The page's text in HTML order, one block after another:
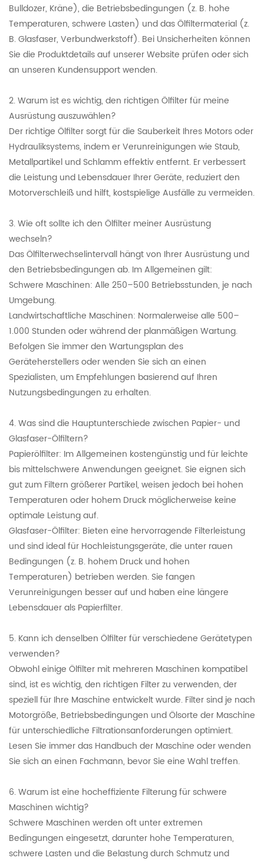
Bulldozer, Kräne), die Betriebsbedingungen (z. B. hohe
Temperaturen, schwere Lasten) und das Ölfiltermaterial (z.
B. Glasfaser, Verbundwerkstoff). Bei Unsicherheiten können
Sie die Produktdetails auf unserer Website prüfen oder sich
an unseren Kundensupport wenden.
2. Warum ist es wichtig, den richtigen Ölfilter für meine
Ausrüstung auszuwählen?
Der richtige Ölfilter sorgt für die Sauberkeit Ihres Motors oder
Hydrauliksystems, indem er Verunreinigungen wie Staub,
Metallpartikel und Schlamm effektiv entfernt. Er verbessert
die Leistung und Lebensdauer Ihrer Geräte, reduziert den
Motorverschleiß und hilft, kostspielige Ausfälle zu vermeiden.
3. Wie oft sollte ich den Ölfilter meiner Ausrüstung
wechseln?
Das Ölfilterwechselintervall hängt von Ihrer Ausrüstung und
den Betriebsbedingungen ab. Im Allgemeinen gilt:
Schwere Maschinen: Alle 250–500 Betriebsstunden, je nach
Umgebung.
Landwirtschaftliche Maschinen: Normalerweise alle 500–
1.000 Stunden oder während der planmäßigen Wartung.
Befolgen Sie immer den Wartungsplan des
Geräteherstellers oder wenden Sie sich an einen
Spezialisten, um Empfehlungen basierend auf Ihren
Nutzungsbedingungen zu erhalten.
4. Was sind die Hauptunterschiede zwischen Papier- und
Glasfaser-Ölfiltern?
Papierölfilter: Im Allgemeinen kostengünstig und für leichte
bis mittelschwere Anwendungen geeignet. Sie eignen sich
gut zum Filtern größerer Partikel, weisen jedoch bei hohen
Temperaturen oder hohem Druck möglicherweise keine
optimale Leistung auf.
Glasfaser-Ölfilter: Bieten eine hervorragende Filterleistung
und sind ideal für Hochleistungsgeräte, die unter rauen
Bedingungen (z. B. hohem Druck und hohen
Temperaturen) betrieben werden. Sie fangen
Verunreinigungen besser auf und haben eine längere
Lebensdauer als Papierfilter.
5. Kann ich denselben Ölfilter für verschiedene Gerätetypen
verwenden?
Obwohl einige Ölfilter mit mehreren Maschinen kompatibel
sind, ist es wichtig, den richtigen Filter zu verwenden, der
speziell für Ihre Maschine entwickelt wurde. Filter sind je nach
Motorgröße, Betriebsbedingungen und Ölsorte der Maschine
für unterschiedliche Filtrationsanforderungen optimiert.
Lesen Sie immer das Handbuch der Maschine oder wenden
Sie sich an einen Fachmann, bevor Sie eine Wahl treffen.
6. Warum ist eine hocheffiziente Filterung für schwere
Maschinen wichtig?
Schwere Maschinen werden oft unter extremen
Bedingungen eingesetzt, darunter hohe Temperaturen,
schwere Lasten und die Belastung durch Schmutz und